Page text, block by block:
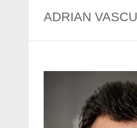
ADRIAN VASCU